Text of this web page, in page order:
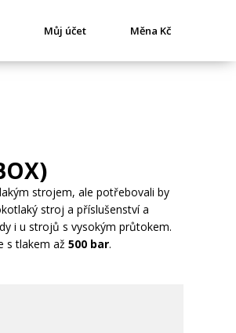
Můj účet Měna Kč
strojem, ale potřebovali by
stroj a příslušenství a
i u strojů s vysokým průtokem.
s tlakem až500 bar.